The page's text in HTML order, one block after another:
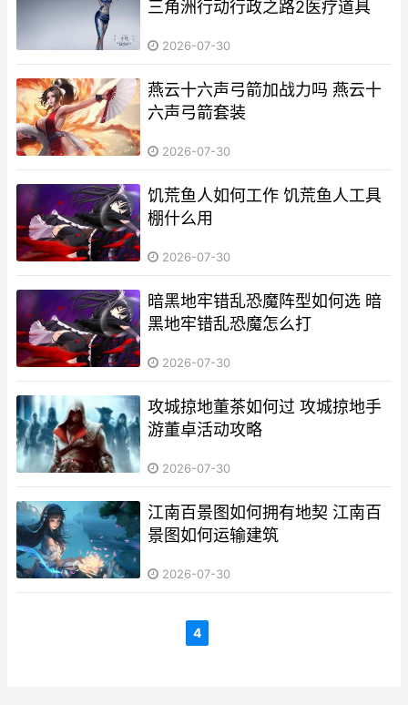
三角洲行动行政之路2医疗道具
2026-07-30
燕云十六声弓箭加战力吗 燕云十
六声弓箭套装
2026-07-30
饥荒鱼人如何工作 饥荒鱼人工具
棚什么用
2026-07-30
暗黑地牢错乱恐魔阵型如何选 暗
黑地牢错乱恐魔怎么打
2026-07-30
攻城掠地董茶如何过 攻城掠地手
游董卓活动攻略
2026-07-30
江南百景图如何拥有地契 江南百
景图如何运输建筑
2026-07-30
4